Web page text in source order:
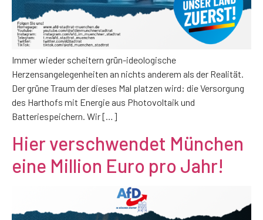
Immer wieder scheitern grün-ideologische
Herzensangelegenheiten an nichts anderem als der Realität.
Der grüne Traum der dieses Mal platzen wird: die Versorgung
des Harthofs mit Energie aus Photovoltaik und
Batteriespeichern. Wir […]
Hier verschwendet München
eine Million Euro pro Jahr!